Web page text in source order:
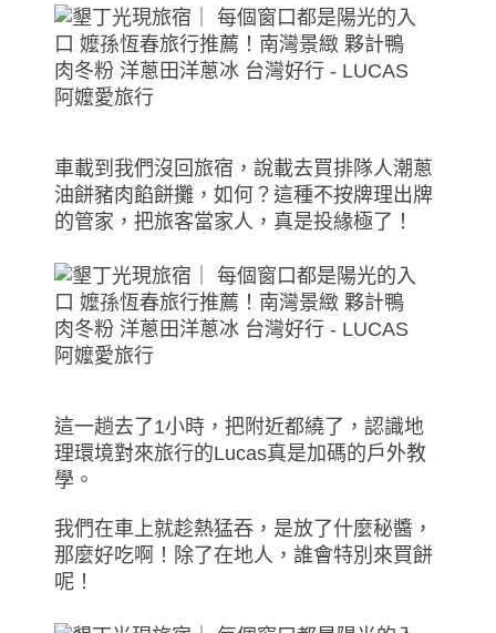
車載到我們沒回旅宿，說載去買排隊人潮蔥
油餅豬肉餡餅攤，如何？這種不按牌理出牌
的管家，把旅客當家人，真是投緣極了！
這一趟去了1小時，把附近都繞了，認識地
理環境對來旅行的Lucas真是加碼的戶外教
學。
我們在車上就趁熱猛吞，是放了什麼秘醬，
那麼好吃啊！除了在地人，誰會特別來買餅
呢！